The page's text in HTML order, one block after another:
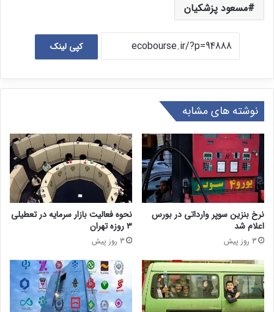
مسعود پزشکیان
کپی لینک
نوشته های مشابه
نرخ بنزین سوپر وارداتی در بورس
اعلام شد
3 روز پیش
نحوه فعالیت بازار سرمایه در تعطیلی
۳ روزه تهران
3 روز پیش